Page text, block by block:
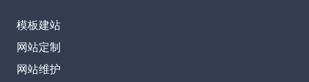
模板建站
网站定制
网站维护